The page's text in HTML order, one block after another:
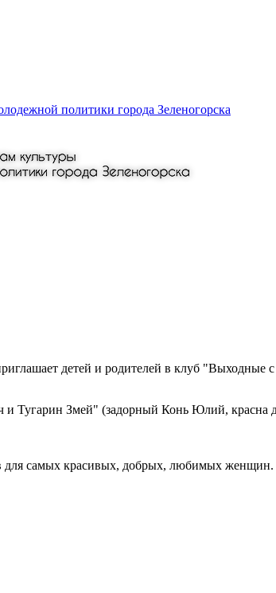
детей и родителей в клуб "Выходные
и Тугарин Змей" (задорный Конь Юлий, красна
для самых красивых, добрых, любимых женщин.